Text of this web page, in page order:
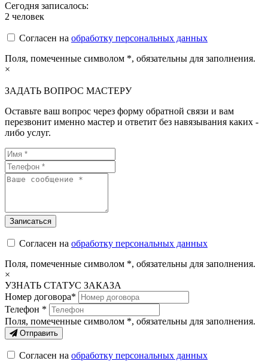
Сегодня записалось:
2 человек
Согласен на обработку персональных данных
Поля, помеченные символом *, обязательны для заполнения.
×
ЗАДАТЬ ВОПРОС МАСТЕРУ
Оставьте ваш вопрос через форму обратной связи и вам
перезвонит именно мастер и ответит без навязывания каких -
либо услуг.
Согласен на обработку персональных данных
Поля, помеченные символом *, обязательны для заполнения.
×
УЗНАТЬ СТАТУС ЗАКАЗА
Номер договора*
Телефон *
Поля, помеченные символом *, обязательны для заполнения.
Отправить
Согласен на обработку персональных данных